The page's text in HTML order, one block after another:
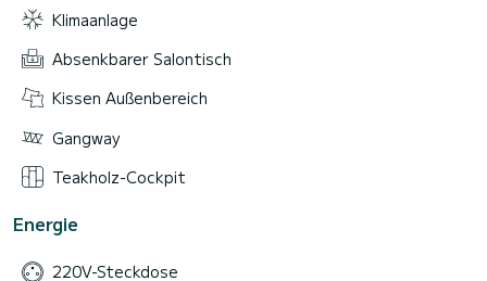
Klimaanlage
Absenkbarer Salontisch
Kissen Außenbereich
Gangway
Teakholz-Cockpit
Energie
220V-Steckdose